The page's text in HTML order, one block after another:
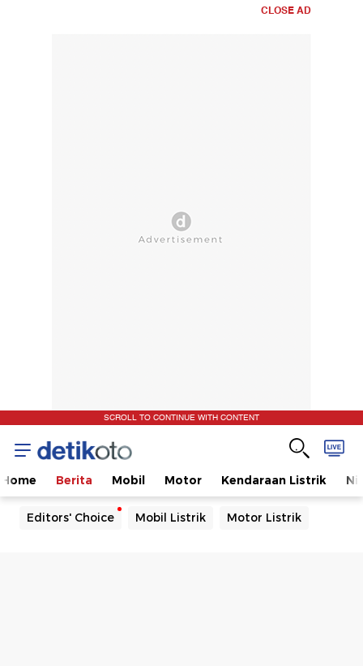
CLOSE AD
SCROLL TO CONTINUE WITH CONTENT
Home Berita Mobil Motor Kendaraan Listrik
Editors' Choice Mobil Listrik Motor Listrik